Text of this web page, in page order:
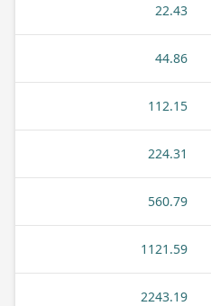
22.43
44.86
112.15
224.31
560.79
1121.59
2243.19